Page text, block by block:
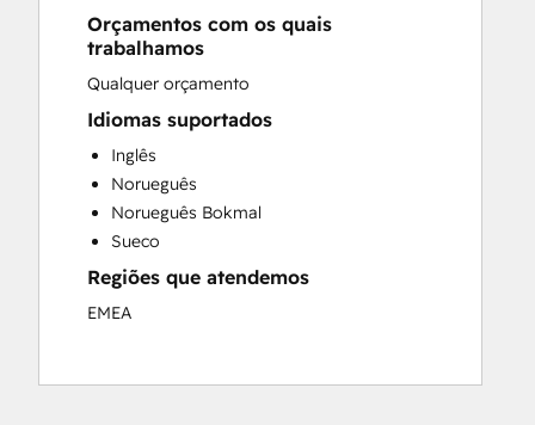
Orçamentos com os quais
trabalhamos
Qualquer orçamento
Idiomas suportados
Inglês
Norueguês
Norueguês Bokmal
Sueco
Regiões que atendemos
EMEA